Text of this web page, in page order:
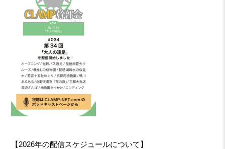
【2026年の配信スケジュールについて】